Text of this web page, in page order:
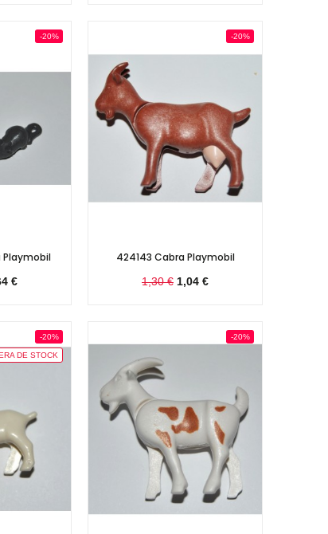
-20%
Playmobil
€
-20%
424143 Cabra Playmobil
1,30 € 1,04 €
-20%
DE STOCK
-20%